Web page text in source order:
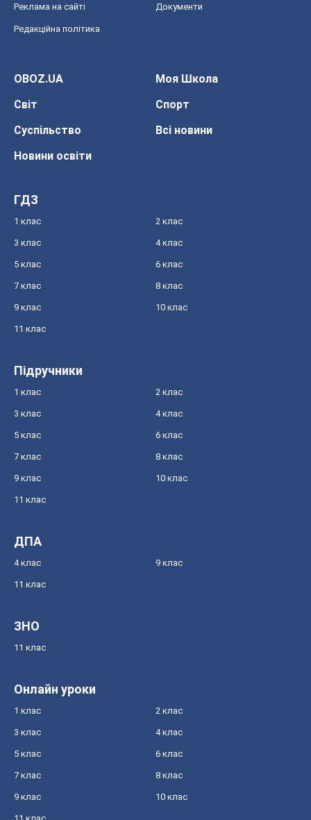
Реклама на сайті Документи
Редакційна політика
OBOZ.UA
Моя Школа
Світ
Спорт
Суспільство
Всі новини
Новини освіти
ГДЗ
1 клас 2 клас
3 клас 4 клас
5 клас 6 клас
7 клас 8 клас
9 клас 10 клас
11 клас
Підручники
1 клас 2 клас
3 клас 4 клас
5 клас 6 клас
7 клас 8 клас
9 клас 10 клас
11 клас
ДПА
4 клас 9 клас
11 клас
ЗНО
11 клас
Онлайн уроки
1 клас 2 клас
3 клас 4 клас
5 клас 6 клас
7 клас 8 клас
9 клас 10 клас